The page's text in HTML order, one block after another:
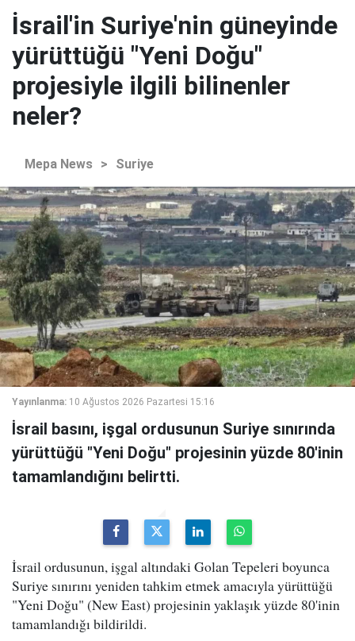
İsrail'in Suriye'nin güneyinde
yürüttüğü "Yeni Doğu"
projesiyle ilgili bilinenler
neler?
Mepa News > Suriye
Yayınlanma: 10 Ağustos 2026 Pazartesi 15:16
İsrail basını, işgal ordusunun Suriye sınırında
yürüttüğü "Yeni Doğu" projesinin yüzde 80'inin
tamamlandığını belirtti.
İsrail ordusunun, işgal altındaki Golan Tepeleri boyunca
Suriye sınırını yeniden tahkim etmek amacıyla yürüttüğü
"Yeni Doğu" (New East) projesinin yaklaşık yüzde 80'inin
tamamlandığı bildirildi.